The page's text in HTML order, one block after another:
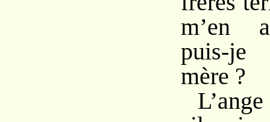
m’en
puis-
mère ?